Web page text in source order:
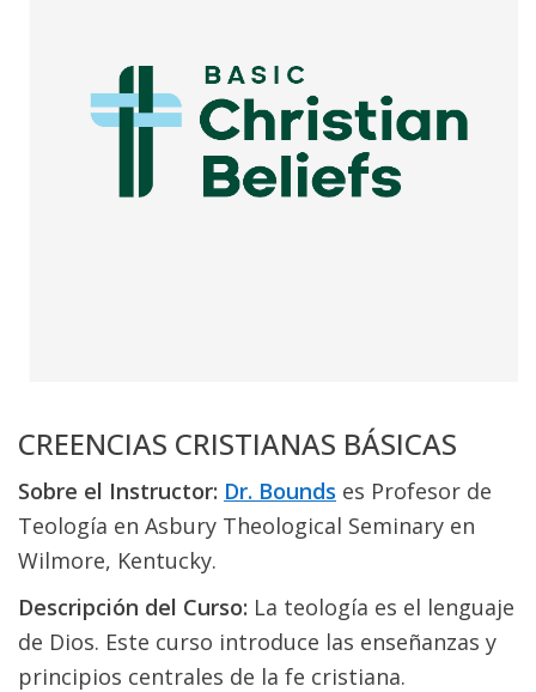
CREENCIAS CRISTIANAS BÁSICAS
Sobre el Instructor: Dr. Bounds es Profesor de
Teología en Asbury Theological Seminary en
Wilmore, Kentucky.
Descripción del Curso: La teología es el lenguaje
de Dios. Este curso introduce las enseñanzas y
principios centrales de la fe cristiana.